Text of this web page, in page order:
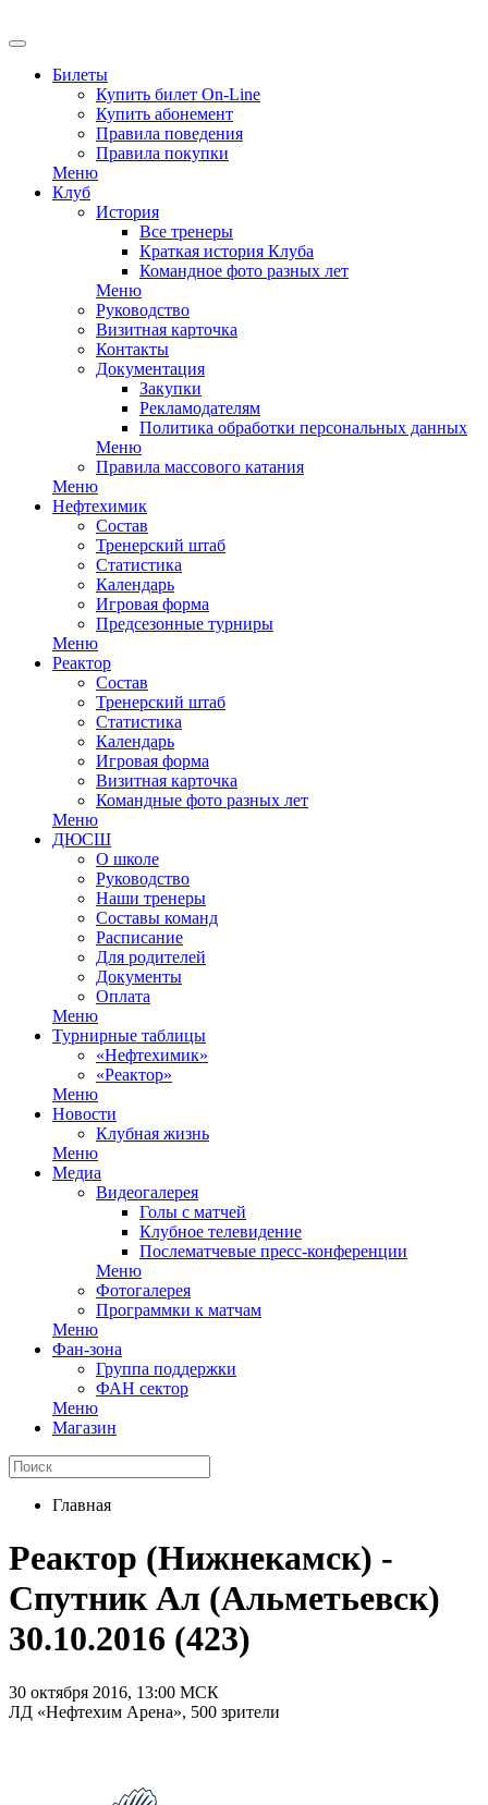
Билеты
Купить билет On-Line
Купить абонемент
Правила поведения
Правила покупки
Меню
Клуб
История
Все тренеры
Краткая история Клуба
Командное фото разных лет
Меню
Руководство
Визитная карточка
Контакты
Документация
Закупки
Рекламодателям
Политика обработки персональных данных
Меню
Правила массового катания
Меню
Нефтехимик
Состав
Тренерский штаб
Статистика
Календарь
Игровая форма
Предсезонные турниры
Меню
Реактор
Состав
Тренерский штаб
Статистика
Календарь
Игровая форма
Визитная карточка
Командные фото разных лет
Меню
ДЮСШ
О школе
Руководство
Наши тренеры
Составы команд
Расписание
Для родителей
Документы
Оплата
Меню
Турнирные таблицы
«Нефтехимик»
«Реактор»
Меню
Новости
Клубная жизнь
Меню
Медиа
Видеогалерея
Голы с матчей
Клубное телевидение
Послематчевые пресс-конференции
Меню
Фотогалерея
Программки к матчам
Меню
Фан-зона
Группа поддержки
ФАН сектор
Меню
Магазин
Главная
Реактор (Нижнекамск) -
Спутник Ал (Альметьевск)
30.10.2016 (423)
30 октября 2016, 13:00 МСК
ЛД «Нефтехим Арена», 500 зрители